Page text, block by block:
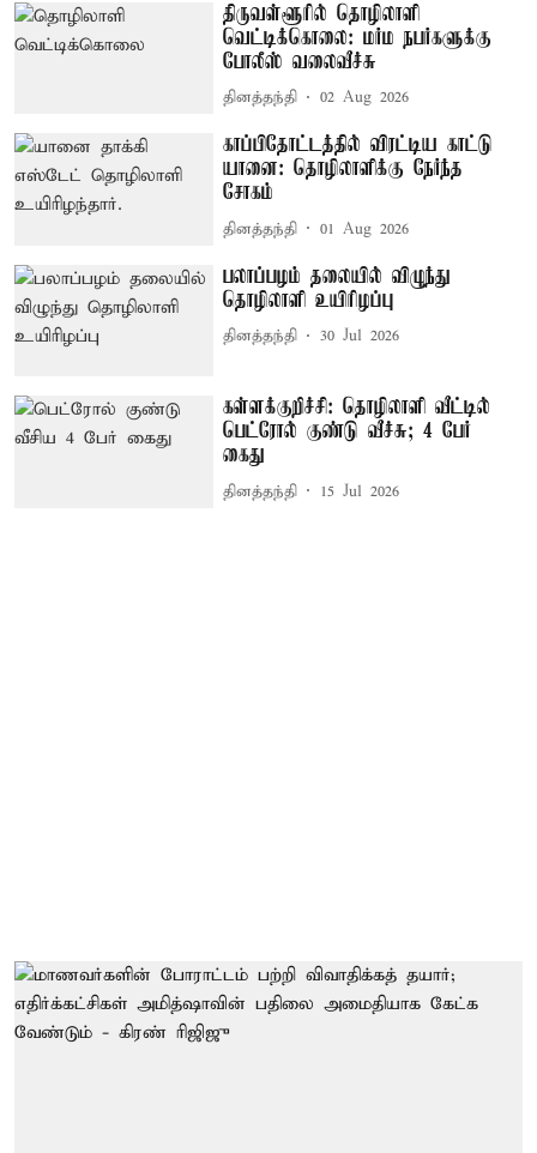
திருவள்ளூரில் தொழிலாளி
வெட்டிக்கொலை: மர்ம நபர்களுக்கு
போலீஸ் வலைவீச்சு
தினத்தந்தி 02 Aug 2026
காப்பிதோட்டத்தில் விரட்டிய காட்டு
யானை: தொழிலாளிக்கு நேர்ந்த
சோகம்
தினத்தந்தி 01 Aug 2026
பலாப்பழம் தலையில் விழுந்து
தொழிலாளி உயிரிழப்பு
தினத்தந்தி 30 Jul 2026
கள்ளக்குறிச்சி: தொழிலாளி வீட்டில்
பெட்ரோல் குண்டு வீச்சு; 4 பேர்
கைது
தினத்தந்தி 15 Jul 2026